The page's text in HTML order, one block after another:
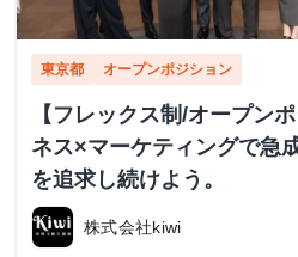
東京都 オープンポジション
【フレックス制/オープン
ネス×マーケティングで急
を追求し続けよう。
株式会社kiwi